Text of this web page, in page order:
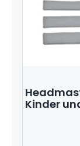
Kinder